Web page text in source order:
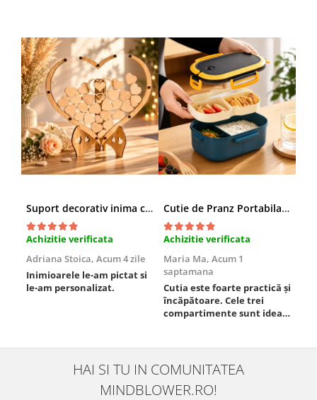
Suport decorativ inima cu mesaje, Cadou cu suflet
Achizitie verificata
Adriana Stoica, Acum 4 zile
Inimioarele le-am pictat si
le-am personalizat.
Cutie de Pranz Portabila cu Compartimente
Achizitie verificata
Maria Ma, Acum 1
saptamana
Cutia este foarte practică și
încăpătoare. Cele trei
compartimente sunt ideale
este sigură, fără scurgeri. O
folosesc aproape zilnic la
serviciu și sunt foarte
mulțumită.
HAI SI TU IN COMUNITATEA
MINDBLOWER.RO!